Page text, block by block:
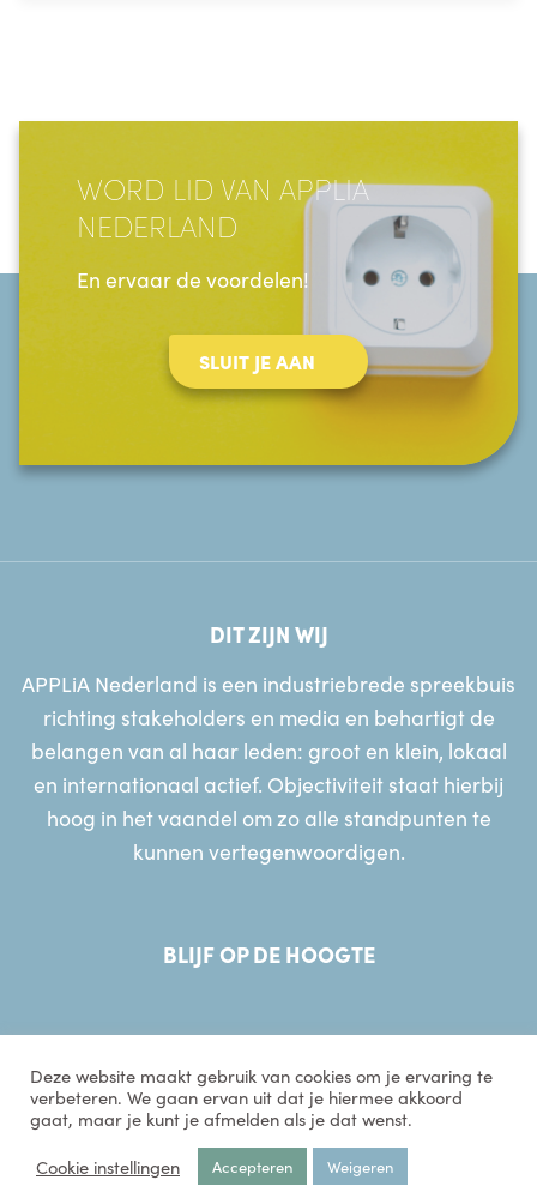
WORD LID VAN APPLIA
NEDERLAND
En ervaar de voordelen!
SLUIT JE AAN
DIT ZIJN WIJ
APPLiA Nederland is een industriebrede spreekbuis
richting stakeholders en media en behartigt de
belangen van al haar leden: groot en klein, lokaal
en internationaal actief. Objectiviteit staat hierbij
hoog in het vaandel om zo alle standpunten te
kunnen vertegenwoordigen.
BLIJF OP DE HOOGTE
© 2026 APPLiA Nederland
Sitemap
Disclaimer
Privacyverklaring
Deze website maakt gebruik van cookies om je ervaring te
verbeteren. We gaan ervan uit dat je hiermee akkoord
gaat, maar je kunt je afmelden als je dat wenst.
Cookie instellingen
Accepteren Weigeren